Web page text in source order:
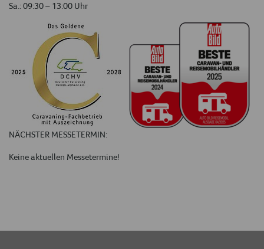
Sa.: 09:30 – 13:00 Uhr
NÄCHSTER MESSETERMIN:
Keine aktuellen Messetermine!